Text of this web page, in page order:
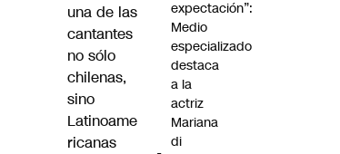
una de las
cantantes
no sólo
chilenas,
sino
Latinoame
ricanas
expectación”:
Medio
especializado
destaca
a la
actriz
Mariana
di